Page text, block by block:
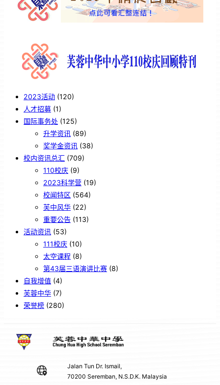
2023活动 (120)
人才招募 (1)
国际事务处 (125)
升学资讯 (89)
奖学金资讯 (38)
校内资讯总汇 (709)
110校庆 (9)
2023科学营 (19)
校闻特区 (564)
芙中风华 (22)
重要公告 (113)
活动资讯 (53)
111校庆 (10)
太空课程 (8)
第43届三语演讲比赛 (8)
自我增值 (4)
芙蓉中华 (7)
荣誉榜 (280)
Jalan Tun Dr. Ismail,
70200 Seremban, N.S.D.K. Malaysia